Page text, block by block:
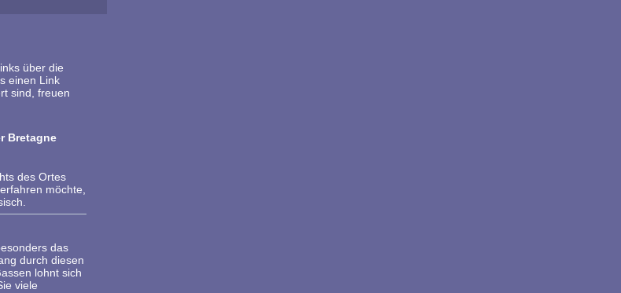
über die
einen Link
sind, freuen
Bretagne
des Ortes
möchte,
das
durch diesen
lohnt sich
viele